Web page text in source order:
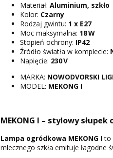
Materiał: Aluminium, szkło
Kolor: Czarny
Rodzaj gwintu: 1 x E27
Moc maksymalna: 18 W
Stopień ochrony: IP42
Źródło światła w komplecie:
Napięcie: 230 V
MARKA: NOWODVORSKI
MODEL: MEKONG I
MEKONG I – stylowy
Lampa ogródkowa MEKONG Ito
mlecznego szkła emituje łagodne